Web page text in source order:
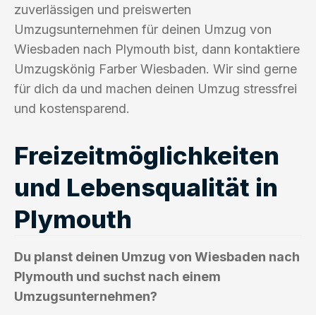
zuverlässigen und preiswerten
Umzugsunternehmen für deinen Umzug von
Wiesbaden nach Plymouth bist, dann kontaktiere
Umzugskönig Farber Wiesbaden. Wir sind gerne
für dich da und machen deinen Umzug stressfrei
und kostensparend.
Freizeitmöglichkeiten
und Lebensqualität in
Plymouth
Du planst deinen Umzug von Wiesbaden nach
Plymouth und suchst nach einem
Umzugsunternehmen?